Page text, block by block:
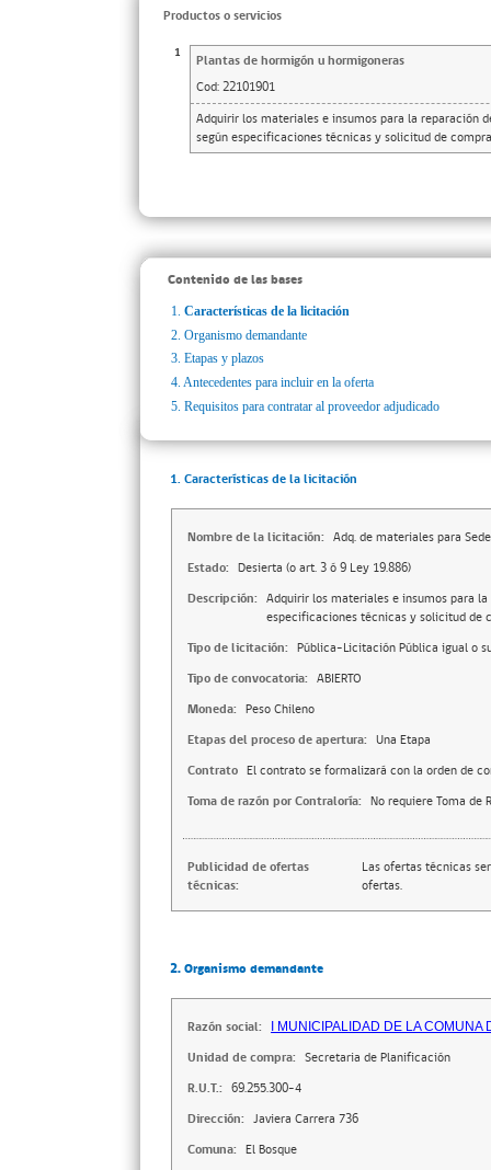
Productos o servicios
1
Plantas de hormigón u hormigoneras
Cod: 22101901
Adquirir los materiales e insumos para la reparación
según especificaciones técnicas y solicitud de
Contenido de las bases
1. Características de la licitación
2. Organismo demandante
3. Etapas y plazos
4. Antecedentes para incluir en la oferta
5. Requisitos para contratar al proveedor adjudicado
1. Características de la licitación
Nombre de la licitación: Adq. de materiales para
Estado: Desierta (o art. 3 ó 9 Ley 19.886)
Descripción: Adquirir los materiales e insumos para la
especificaciones técnicas y solicitud de
Tipo de licitación: Pública-Licitación Pública igual o
Tipo de convocatoria: ABIERTO
Moneda: Peso Chileno
Etapas del proceso de apertura: Una Etapa
Contrato El contrato se formalizará con la orden de
Toma de razón por Contraloría: No requiere Toma de
Publicidad de ofertas
técnicas:
Las ofertas técnicas
ofertas.
2. Organismo demandante
Razón social: I MUNICIPALIDAD DE LA COMUNA
Unidad de compra: Secretaria de Planificación
R.U.T.: 69.255.300-4
Dirección: Javiera Carrera 736
Comuna: El Bosque